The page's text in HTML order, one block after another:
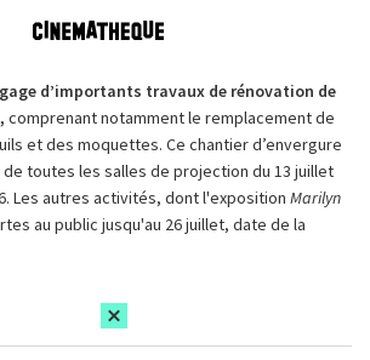
d’importants travaux de rénovation de
comprenant notamment le remplacement de
et des moquettes. Ce chantier d’envergure
toutes les salles de projection du 13 juillet
Les autres activités, dont l'exposition Marilyn
au public jusqu'au 26 juillet, date de la